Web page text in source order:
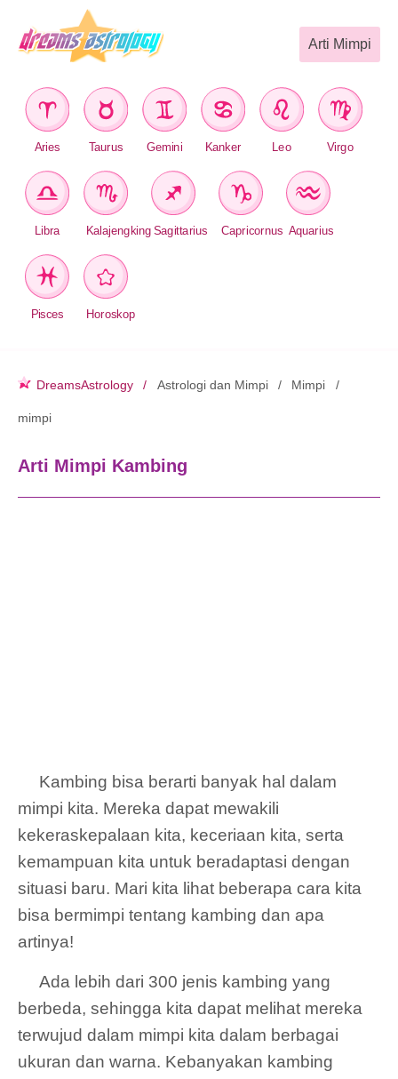
Arti Mimpi
Aries Taurus Gemini Kanker Leo Virgo
Libra Kalajengking Sagittarius Capricornus Aquarius
Pisces Horoskop
DreamsAstrology Astrologi dan Mimpi Mimpi
mimpi
Arti Mimpi Kambing
Kambing bisa berarti banyak hal dalam
mimpi kita. Mereka dapat mewakili
kekeraskepalaan kita, keceriaan kita, serta
kemampuan kita untuk beradaptasi dengan
situasi baru. Mari kita lihat beberapa cara kita
bisa bermimpi tentang kambing dan apa
artinya!
Ada lebih dari 300 jenis kambing yang
berbeda, sehingga kita dapat melihat mereka
terwujud dalam mimpi kita dalam berbagai
ukuran dan warna. Kebanyakan kambing